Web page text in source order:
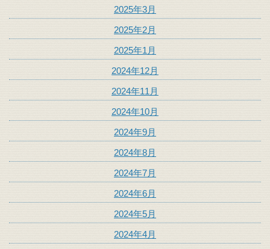
2025年3月
2025年2月
2025年1月
2024年12月
2024年11月
2024年10月
2024年9月
2024年8月
2024年7月
2024年6月
2024年5月
2024年4月